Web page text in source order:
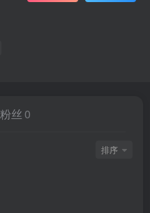
粉丝 0
排序